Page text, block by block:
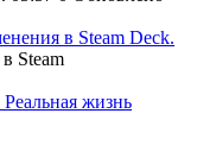
в Steam Deck.
Steam
жизнь